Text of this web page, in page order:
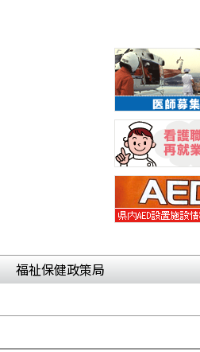
福祉保健政策局